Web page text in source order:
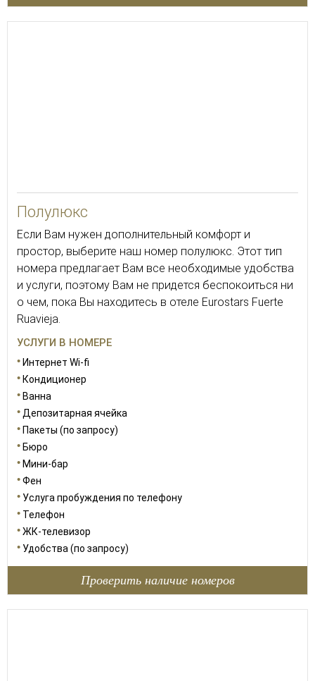
Полулюкс
Если Вам нужен дополнительный комфорт и
простор, выберите наш номер полулюкс. Этот тип
номера предлагает Вам все необходимые удобства
и услуги, поэтому Вам не придется беспокоиться ни
о чем, пока Вы находитесь в отеле Eurostars Fuerte
Ruavieja.
УСЛУГИ В НОМЕРЕ
Интернет Wi-fi
Кондиционер
Ванна
Депозитарная ячейка
Пакеты (по запросу)
Бюро
Мини-бар
Фен
Услуга пробуждения по телефону
Телефон
ЖК-телевизор
Удобства (по запросу)
Проверить наличие номеров